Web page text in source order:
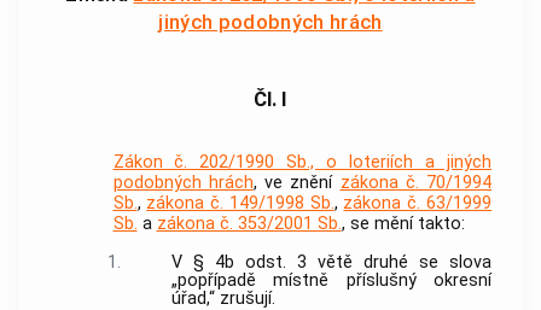
jiných podobných hrách
Čl. I
Zákon č. 202/1990 Sb., o loteriích a jiných
podobných hrách, ve znění zákona č. 70/1994
Sb., zákona č. 149/1998 Sb., zákona č. 63/1999
Sb. a zákona č. 353/2001 Sb., se mění takto:
1.
V § 4b odst. 3 větě druhé se slova
„popřípadě místně příslušný okresní
úřad,“ zrušují.